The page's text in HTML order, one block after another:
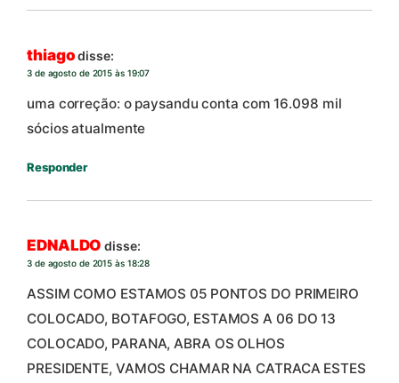
thiagodisse:
3 de agosto de 2015 às 19:07
uma correção: o paysandu conta com 16.098 mil
sócios atualmente
Responder
EDNALDO disse:
3 de agosto de 2015 às 18:28
ASSIM COMO ESTAMOS 05 PONTOS DO PRIMEIRO
COLOCADO, BOTAFOGO, ESTAMOS A 06 DO 13
COLOCADO, PARANA, ABRA OS OLHOS
PRESIDENTE, VAMOS CHAMAR NA CATRACA ESTES